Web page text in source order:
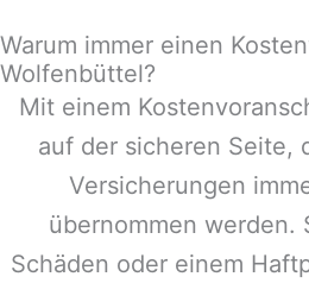
Warum immer einen
Wolfenbüttel?
Mit einem
auf der sicheren Seite,
Versicherungen
übernommen werden.
Schäden oder einem